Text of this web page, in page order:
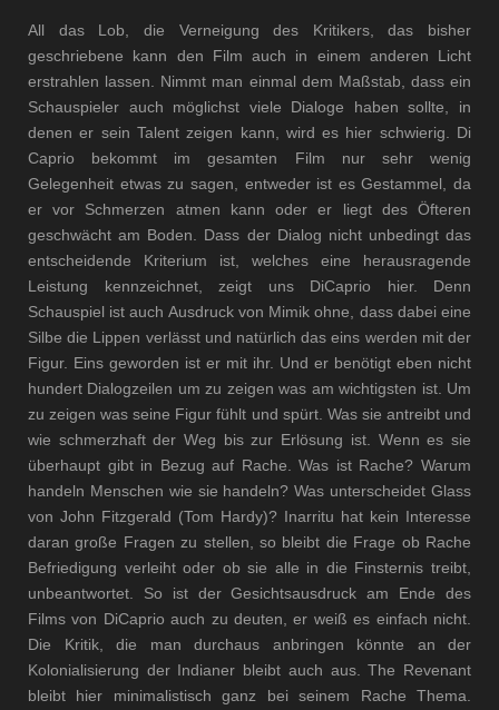
All das Lob, die Verneigung des Kritikers, das bisher
geschriebene kann den Film auch in einem anderen Licht
erstrahlen lassen. Nimmt man einmal dem Maßstab, dass ein
Schauspieler auch möglichst viele Dialoge haben sollte, in
denen er sein Talent zeigen kann, wird es hier schwierig. Di
Caprio bekommt im gesamten Film nur sehr wenig
Gelegenheit etwas zu sagen, entweder ist es Gestammel, da
er vor Schmerzen atmen kann oder er liegt des Öfteren
geschwächt am Boden. Dass der Dialog nicht unbedingt das
entscheidende Kriterium ist, welches eine herausragende
Leistung kennzeichnet, zeigt uns DiCaprio hier. Denn
Schauspiel ist auch Ausdruck von Mimik ohne, dass dabei eine
Silbe die Lippen verlässt und natürlich das eins werden mit der
Figur. Eins geworden ist er mit ihr. Und er benötigt eben nicht
hundert Dialogzeilen um zu zeigen was am wichtigsten ist. Um
zu zeigen was seine Figur fühlt und spürt. Was sie antreibt und
wie schmerzhaft der Weg bis zur Erlösung ist. Wenn es sie
überhaupt gibt in Bezug auf Rache. Was ist Rache? Warum
handeln Menschen wie sie handeln? Was unterscheidet Glass
von John Fitzgerald (Tom Hardy)? Inarritu hat kein Interesse
daran große Fragen zu stellen, so bleibt die Frage ob Rache
Befriedigung verleiht oder ob sie alle in die Finsternis treibt,
unbeantwortet. So ist der Gesichtsausdruck am Ende des
Films von DiCaprio auch zu deuten, er weiß es einfach nicht.
Die Kritik, die man durchaus anbringen könnte an der
Kolonialisierung der Indianer bleibt auch aus. The Revenant
bleibt hier minimalistisch ganz bei seinem Rache Thema.